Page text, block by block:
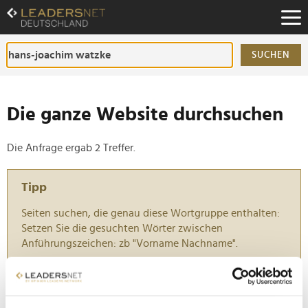
Zum
Inhalt
Zur
Fußzeilen-
Navigation
SUCHEN
Die ganze Website durchsuchen
Die Anfrage ergab 2 Treffer.
Tipp
Seiten suchen, die genau diese Wortgruppe enthalten:
Setzen Sie die gesuchten Wörter zwischen
Anführungszeichen: zb "Vorname Nachname".